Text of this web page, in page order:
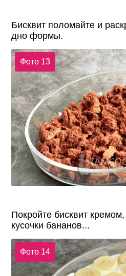
Бисквит поломайте и
дно формы.
Фото 13
Покройте бисквит
кусочки бананов...
Фото 14